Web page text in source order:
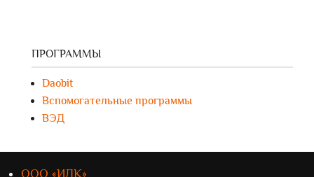
ПРОГРАММЫ
Daobit
Вспомогательные программы
ВЭД
ООО «ИЛК»